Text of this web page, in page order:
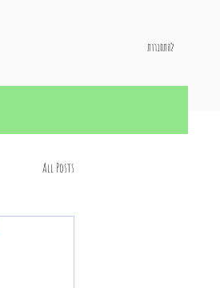
להתחברות
All Posts